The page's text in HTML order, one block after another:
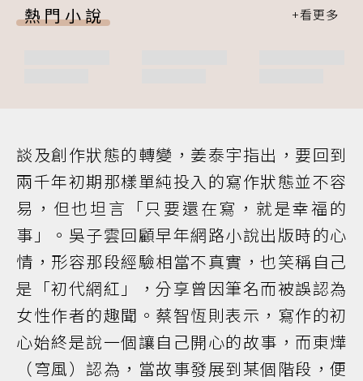
熱門小說
談及創作狀態的轉變，姜泰宇指出，要回到
兩千年初期那樣單純投入的寫作狀態並不容
易，但也坦言「只要還在寫，就是幸福的
事」。吳子雲回顧早年網路小說出版時的心
情，形容那段經驗相當不真實，也笑稱自己
是「初代網紅」，分享曾因筆名而被誤認為
女性作者的趣聞。蔡智恆則表示，寫作的初
心始終是說一個讓自己開心的故事，而東燁
（穹風）認為，當故事發展到某個階段，便